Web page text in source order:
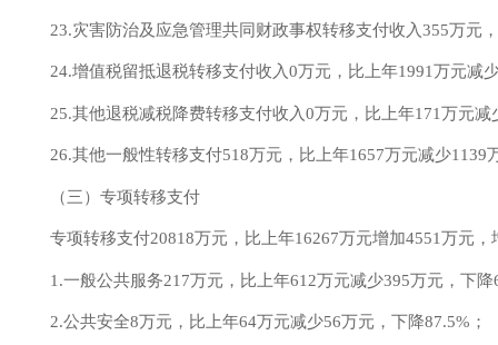
23.灾害防治及应急管理共同财政事权转移支付收入355万元
24.增值税留抵退税转移支付收入0万元，比上年1991万元减
25.其他退税减税降费转移支付收入0万元，比上年171万元减
26.其他一般性转移支付518万元，比上年1657万元减少1139
（三）专项转移支付
专项转移支付20818万元，比上年16267万元增加4551万元，
1.一般公共服务217万元，比上年612万元减少395万元， 下降
2.公共安全8万元，比上年64万元减少56万元， 下降87.5%；